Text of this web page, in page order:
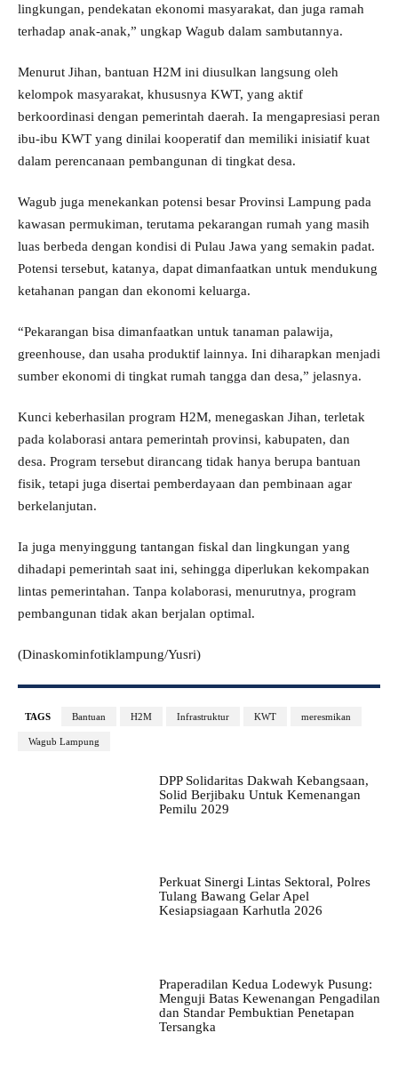
lingkungan, pendekatan ekonomi masyarakat, dan juga ramah
terhadap anak-anak,” ungkap Wagub dalam sambutannya.
Menurut Jihan, bantuan H2M ini diusulkan langsung oleh
kelompok masyarakat, khususnya KWT, yang aktif
berkoordinasi dengan pemerintah daerah. Ia mengapresiasi peran
ibu-ibu KWT yang dinilai kooperatif dan memiliki inisiatif kuat
dalam perencanaan pembangunan di tingkat desa.
Wagub juga menekankan potensi besar Provinsi Lampung pada
kawasan permukiman, terutama pekarangan rumah yang masih
luas berbeda dengan kondisi di Pulau Jawa yang semakin padat.
Potensi tersebut, katanya, dapat dimanfaatkan untuk mendukung
ketahanan pangan dan ekonomi keluarga.
“Pekarangan bisa dimanfaatkan untuk tanaman palawija,
greenhouse, dan usaha produktif lainnya. Ini diharapkan menjadi
sumber ekonomi di tingkat rumah tangga dan desa,” jelasnya.
Kunci keberhasilan program H2M, menegaskan Jihan, terletak
pada kolaborasi antara pemerintah provinsi, kabupaten, dan
desa. Program tersebut dirancang tidak hanya berupa bantuan
fisik, tetapi juga disertai pemberdayaan dan pembinaan agar
berkelanjutan.
Ia juga menyinggung tantangan fiskal dan lingkungan yang
dihadapi pemerintah saat ini, sehingga diperlukan kekompakan
lintas pemerintahan. Tanpa kolaborasi, menurutnya, program
pembangunan tidak akan berjalan optimal.
(Dinaskominfotiklampung/Yusri)
TAGS Bantuan H2M Infrastruktur KWT meresmikan
Wagub Lampung
DPP Solidaritas Dakwah Kebangsaan,
Solid Berjibaku Untuk Kemenangan
Pemilu 2029
Perkuat Sinergi Lintas Sektoral, Polres
Tulang Bawang Gelar Apel
Kesiapsiagaan Karhutla 2026
Praperadilan Kedua Lodewyk Pusung:
Menguji Batas Kewenangan Pengadilan
dan Standar Pembuktian Penetapan
Tersangka